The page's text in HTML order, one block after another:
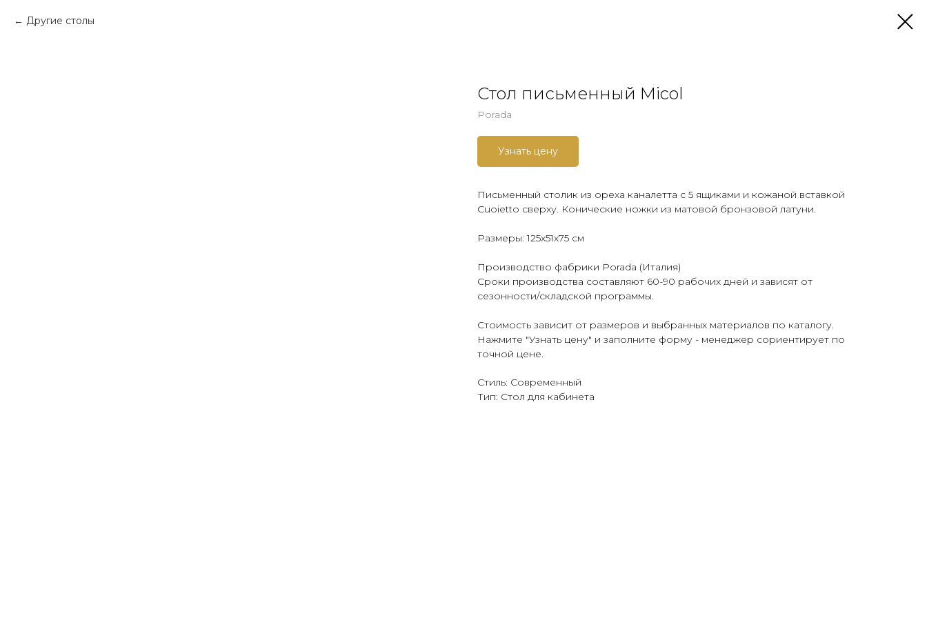
Другие столы
Стол письменный Micol
Porada
Узнать цену
Письменный столик из ореха каналетта с 5 ящиками и кожаной вставкой
Cuoietto сверху. Конические ножки из матовой бронзовой латуни.
Размеры: 125х51х75 см
Производство фабрики Porada (Италия)
Сроки производства составляют 60-90 рабочих дней и зависят от
сезонности/складской программы.
Стоимость зависит от размеров и выбранных материалов по каталогу.
Нажмите "Узнать цену" и заполните форму - менеджер сориентирует по
точной цене.
Стиль: Современный
Тип: Стол для кабинета